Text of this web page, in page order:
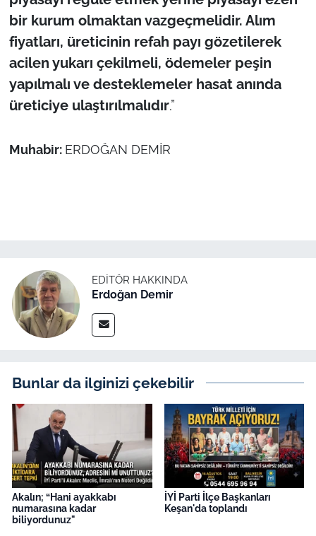
bir kurum olmaktan vazgeçmelidir. Alım
fiyatları, üreticinin refah payı gözetilerek
acilen yukarı çekilmeli, ödemeler peşin
yapılmalı ve desteklemeler hasat anında
üreticiye ulaştırılmalıdır.”
Muhabir: ERDOĞAN DEMİR
EDITÖR HAKKINDA
Erdoğan Demir
Bunlar da ilginizi çekebilir
Akalın; “Hani ayakkabı
numarasına kadar
biliyordunuz"
İYİ Parti İlçe Başkanları
Keşan'da toplandı